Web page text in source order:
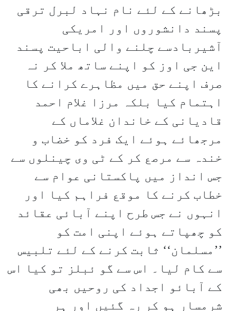
بڑھانے کے لئے نام نہاد لبرل ترقی
پسند دانشوروں اور امریکی
آشیربادسے چلنے والی اباحیت پسند
این جی اوز کو اپنے ساتھ ملا کر نہ
صرف اپنے حق میں مظاہرے کرانے کا
اہتمام کیا بلکہ مرزا غلام احمد
قادیانی کے خاندان غلاماں کے
مرجھائے ہوئے ایک فرد کو خضاب و
خندہ سے مرصع کر کے ٹی وی چینلوں سے
جس انداز میں پاکستانی عوام سے
خطاب کرنے کا موقع فراہم کیا اور
انہوں نے جس طرح اپنے آبائی عقائد
کو چھپاتے ہوئے اپنی امت کو
’’مسلمان‘‘ ثابت کرنے کے لئے تلبیس
سے کام لیا۔ اس سے گو ئبلز تو کیا اس
کے آبائو اجداد کی روحیں بھی
شرمسار ہو کر رہ گئیں اور ہر